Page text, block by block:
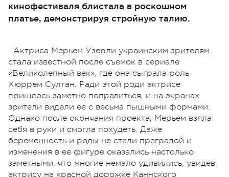
кинофестиваля блистала в роскошном
платье, демонстрируя стройную талию.
Актриса Мерьем Узерли украинским зрителям
стала известной после съемок в сериале
«Великолепный век», где она сыграла роль
Хюррем Султан. Ради этой роди актрисе
пришлось заметно поправиться, и на экранах
зрители видели ее с весьма пышными формами.
Однако после окончания проекта, Мерьем взяла
себя в руки и смогла похудеть. Даже
беременность и роды не стали преградой и
изменения в ее фигуре оказались настолько
заметными, что многие немало удивились, увидев
актрису на красной дорожке Каннского